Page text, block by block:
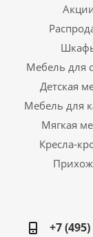
Мебель для
Детская
Мебель для
Мягкая
Кресла-
+7